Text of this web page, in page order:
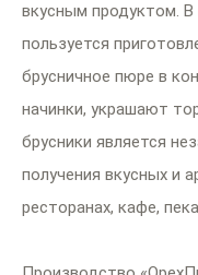
вкусным продуктом. В
пользуется
брусничное пюре в
начинки, украшают
брусники является
получения вкусных и
ресторанах, кафе,